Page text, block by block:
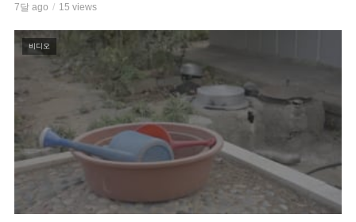
7달 ago 15 views
비디오